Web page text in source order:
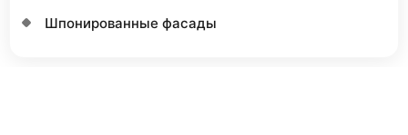
Шпонированные фасады